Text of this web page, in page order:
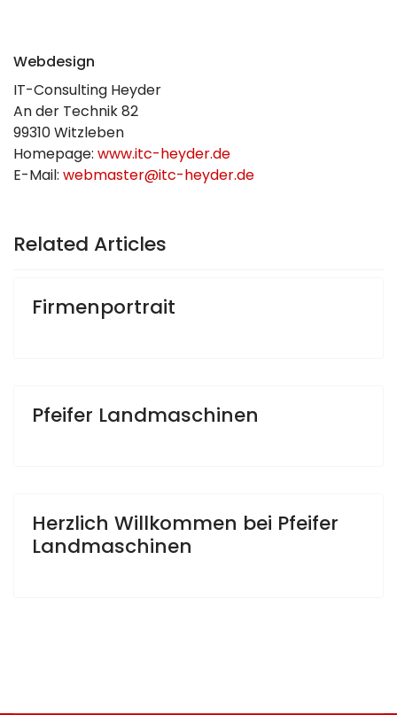
Webdesign
IT-Consulting Heyder
An der Technik 82
99310 Witzleben
Homepage: www.itc-heyder.de
E-Mail: webmaster@itc-heyder.de
Related Articles
Firmenportrait
Pfeifer Landmaschinen
Herzlich Willkommen bei Pfeifer
Landmaschinen